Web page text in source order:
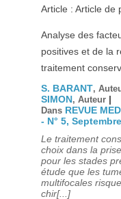
Article : Article de
Analyse des
positives et de la
traitement
S. BARANT,
SIMON, Auteur |
Dans REVUE
- N° 5,
Le traitement
choix dans la
pour les stades
étude que les
multifocales
chir[...]